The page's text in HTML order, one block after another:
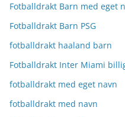
Fotballdrakt Barn med eget
Fotballdrakt Barn PSG
fotballdrakt haaland barn
Fotballdrakt Inter Miami
fotballdrakt med eget navn
fotballdrakt med navn